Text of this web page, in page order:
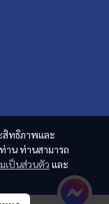
สิทธิภาพและ
าน ท่านสามารถ
เป็นส่วนตัว และ